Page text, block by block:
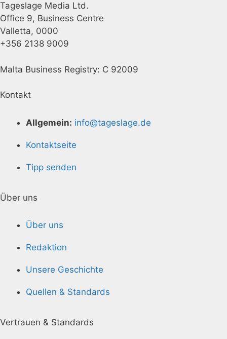
Tageslage Media Ltd.
Office 9, Business Centre
Valletta, 0000
+356 2138 9009
Malta Business Registry: C 92009
Kontakt
Allgemein: info@tageslage.de
Kontaktseite
Tipp senden
Über uns
Über uns
Redaktion
Unsere Geschichte
Quellen & Standards
Vertrauen & Standards